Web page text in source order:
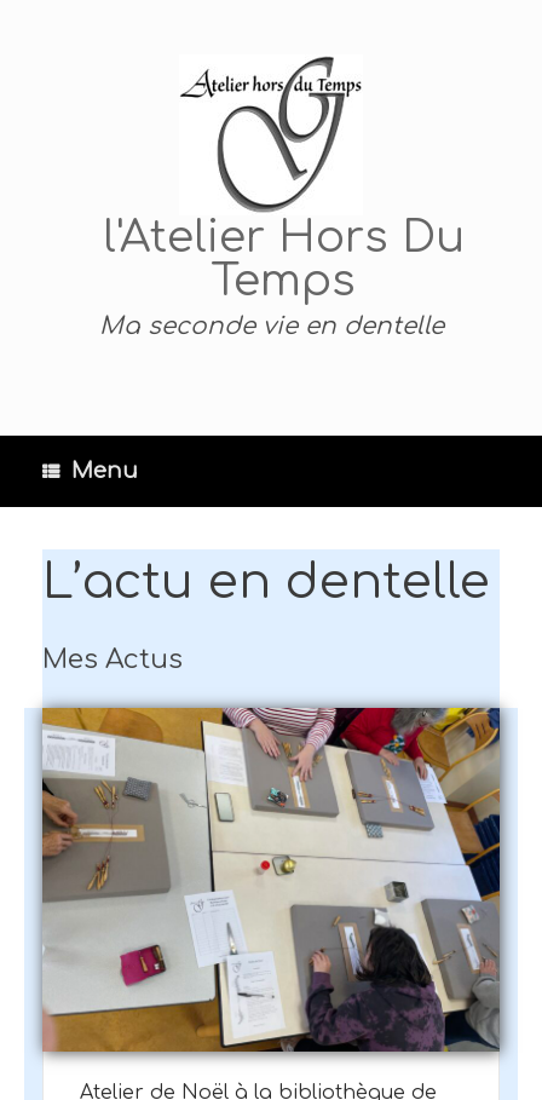
l'Atelier Hors Du
Temps
Ma seconde vie en dentelle
Menu
L’actu en dentelle
Mes Actus
Atelier de Noël à la bibliothèque de